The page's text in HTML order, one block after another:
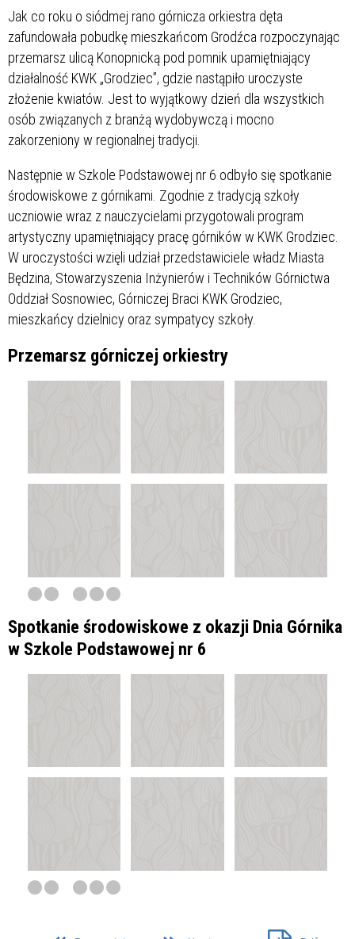
Jak co roku o siódmej rano górnicza orkiestra dęta
zafundowała pobudkę mieszkańcom Grodźca rozpoczynając
przemarsz ulicą Konopnicką pod pomnik upamiętniający
działalność KWK „Grodziec”, gdzie nastąpiło uroczyste
złożenie kwiatów. Jest to wyjątkowy dzień dla wszystkich
osób związanych z branżą wydobywczą i mocno
zakorzeniony w regionalnej tradycji.
Następnie w Szkole Podstawowej nr 6 odbyło się spotkanie
środowiskowe z górnikami. Zgodnie z tradycją szkoły
uczniowie wraz z nauczycielami przygotowali program
artystyczny upamiętniający pracę górników w KWK Grodziec.
W uroczystości wzięli udział przedstawiciele władz Miasta
Będzina, Stowarzyszenia Inżynierów i Techników Górnictwa
Oddział Sosnowiec, Górniczej Braci KWK Grodziec,
mieszkańcy dzielnicy oraz sympatycy szkoły.
Przemarsz górniczej orkiestry
Spotkanie środowiskowe z okazji Dnia Górnika
w Szkole Podstawowej nr 6